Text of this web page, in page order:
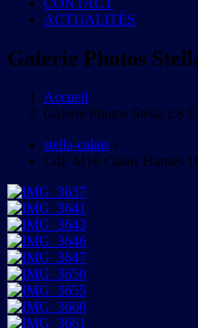
CONTACT
ACTUALITÉS
Galerie Photos
Accueil
Galerie Photos Stella ES
stella-calais »
CdF M18 Calais Harnes